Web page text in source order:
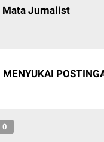
Mata Jurnalist
0